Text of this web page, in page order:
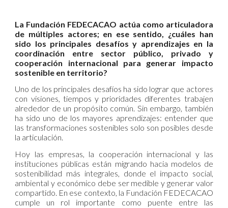
La Fundación FEDECACAO actúa como articuladora
de múltiples actores; en ese sentido, ¿cuáles han
sido los principales desafíos y aprendizajes en la
coordinación entre sector público, privado y
cooperación internacional para generar impacto
sostenible en territorio?
Uno de los principales desafíos ha sido lograr que actores
con visiones, tiempos y prioridades diferentes trabajen
alrededor de un propósito común. Sin embargo, también
ha sido uno de los mayores aprendizajes: entender que
las transformaciones sostenibles solo son posibles desde
la articulación.
Hoy las empresas, la cooperación internacional y las
instituciones públicas están migrando hacia modelos de
sostenibilidad más integrales, donde el impacto social,
ambiental y económico debe ser medible y generar valor
compartido. En ese contexto, la Fundación FEDECACAO
cumple un rol importante como puente entre las